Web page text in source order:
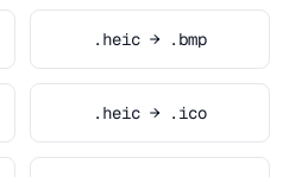
.heic → .bmp
.heic → .ico